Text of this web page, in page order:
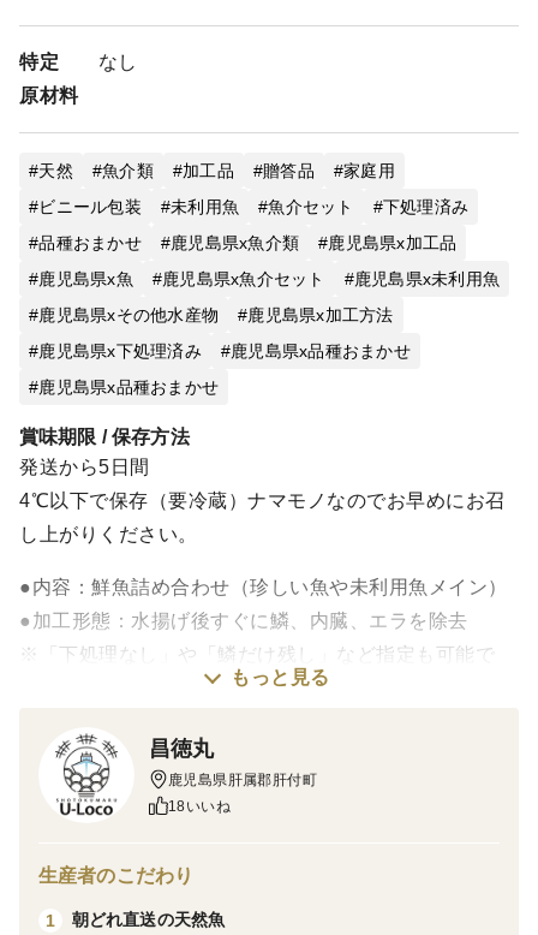
特定
原材料
なし
天然 魚介類 加工品 贈答品
家庭用
ビニール包装
未利用魚 魚介セット
下処理済み
品種おまかせ
鹿児島県x魚介類
鹿児島県x加工品
鹿児島県x魚
鹿児島県x魚介セット
鹿児島県x未利用魚
鹿児島県xその他水産物
鹿児島県x加工方法
鹿児島県x下処理済み
鹿児島県x品種おまかせ
鹿児島県x品種おまかせ
賞味期限 / 保存方法
発送から5日間
4℃以下で保存（要冷蔵）ナマモノなのでお早めにお召
し上がりください。
●内容：鮮魚詰め合わせ（珍しい魚や未利用魚メイン）
●加工形態：水揚げ後すぐに鱗、内臓、エラを除去
※「下処理なし」や「鱗だけ残し」など指定も可能で
●保存方法：4℃以下で保存（要冷蔵）
●梱包方法：発泡スチロール箱+保冷剤
●発送方法：クロネコヤマト冷蔵便（0℃～10℃）
トを作ります。
●お届け日数の目安
もっと見る
昌徳丸
鹿児島県肝属郡肝付町
18いいね
生産者のこだわり
1
朝どれ直送の天然魚